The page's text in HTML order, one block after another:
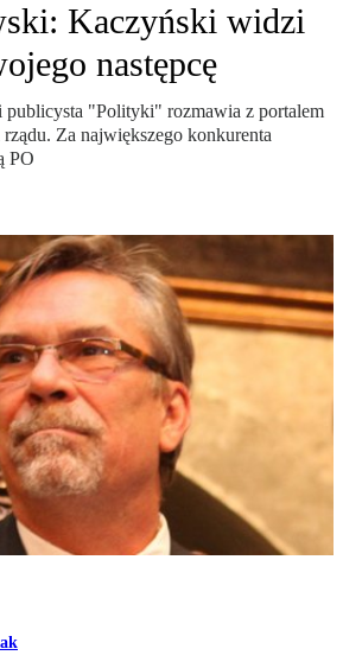
Kaczyński widzi
następcę
"Polityki" rozmawia z portalem
Za największego konkurenta
PO